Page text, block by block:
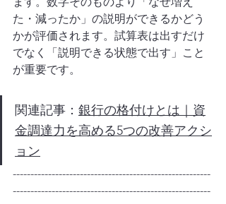
た・減ったか」の説明ができるかどう
かが評価されます。試算表は出すだけ
でなく「説明できる状態で出す」こと
が重要です。
関連記事： 銀行の格付けとは｜資
金調達力を高める5つの改善アクシ
ョン
--------------------------------------------------------
--------------------------------------------------------